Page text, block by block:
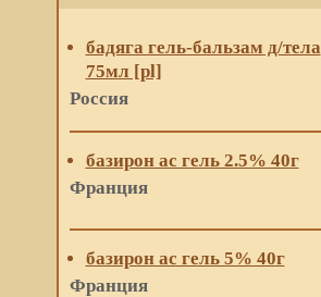
бадяга гель-бальзам д/тела
75мл [pl]
Россия
базирон ас гель 2.5% 40г
Франция
базирон ас гель 5% 40г
Франция